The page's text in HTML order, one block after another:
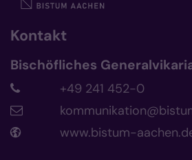
Kontakt
Bischöfliches
+49 241 452-0
www.bistum-